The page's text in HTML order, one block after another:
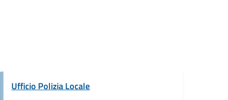
Ufficio Polizia Locale